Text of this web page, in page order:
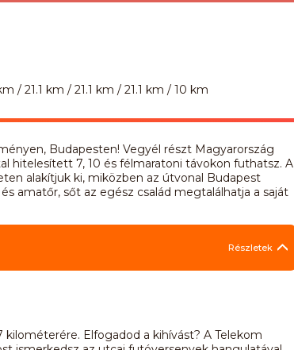
/ 21.1 km / 21.1 km / 21.1 km / 10 km
Budapesten! Vegyél részt Magyarország
hitelesített 7, 10 és félmaratoni távokon futhatsz. A
alakítjuk ki, miközben az útvonal Budapest
amatőr, sőt az egész család megtalálhatja a saját
Részletek
kilométerére. Elfogadod a kihívást? A Telekom